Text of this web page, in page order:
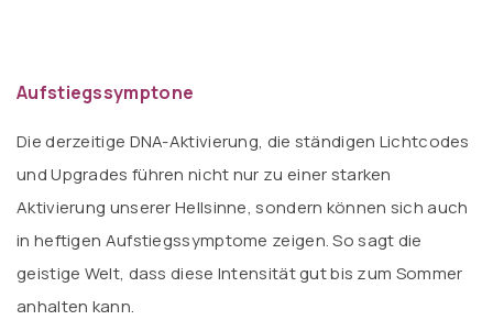
Aufstiegssymptone
Die derzeitige DNA-Aktivierung, die ständigen Lichtcodes
und Upgrades führen nicht nur zu einer starken
Aktivierung unserer Hellsinne, sondern können sich auch
in heftigen Aufstiegssymptome zeigen. So sagt die
geistige Welt, dass diese Intensität gut bis zum Sommer
anhalten kann.